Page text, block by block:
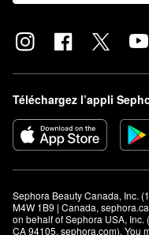
Téléchargez l’appli
Sephora Beauty Canada, Inc.
M4W 1B9 | Canada,
on behalf of Sephora USA, Inc.
CA 94105, sephora.com). You